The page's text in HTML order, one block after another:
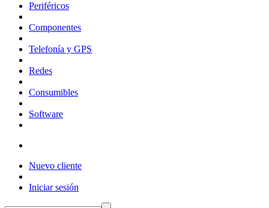
Periféricos
Componentes
Telefonía y GPS
Redes
Consumibles
Software
Nuevo cliente
Iniciar sesión